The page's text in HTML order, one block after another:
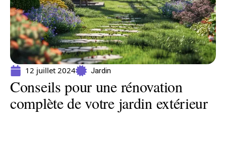
12 juillet 2024 Jardin
Conseils pour une rénovation
complète de votre jardin extérieur